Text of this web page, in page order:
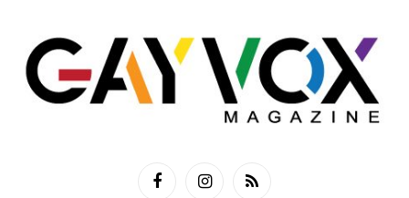
FacebookInstagramRSS